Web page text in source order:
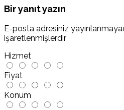
Bir yanıt yazın
E-posta adresiniz
işaretlenmişlerdir
Hizmet
Fiyat
Konum